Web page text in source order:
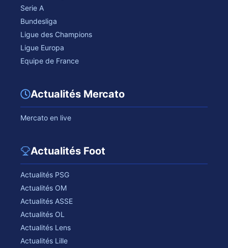
Serie A
Bundesliga
Ligue des Champions
Ligue Europa
Equipe de France
Actualités Mercato
Mercato en live
Actualités Foot
Actualités PSG
Actualités OM
Actualités ASSE
Actualités OL
Actualités Lens
Actualités Lille